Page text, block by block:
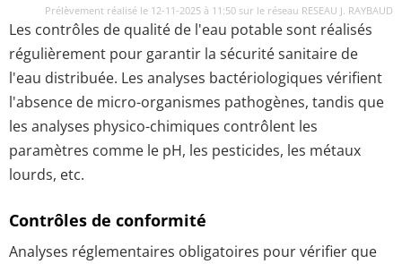
Prélèvement réalisé le 12-11-2025 à 11:50 sur le réseau RESEAU J. RAYBAUD
Les contrôles de qualité de l'eau potable sont réalisés
régulièrement pour garantir la sécurité sanitaire de
l'eau distribuée. Les analyses bactériologiques vérifient
l'absence de micro-organismes pathogènes, tandis que
les analyses physico-chimiques contrôlent les
paramètres comme le pH, les pesticides, les métaux
lourds, etc.
Contrôles de conformité
Analyses réglementaires obligatoires pour vérifier que